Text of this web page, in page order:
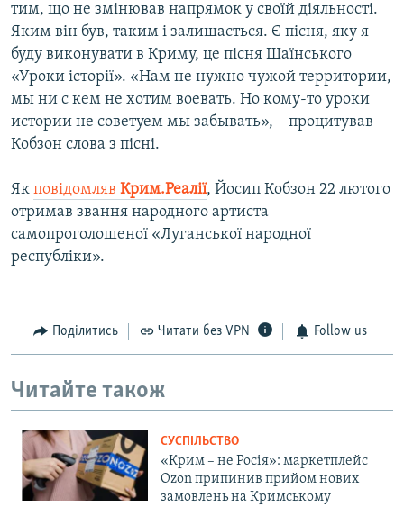
тим, що не змінював напрямок у своїй діяльності.
Яким він був, таким і залишається. Є пісня, яку я
буду виконувати в Криму, це пісня Шаїнського
«Уроки історії». «Нам не нужно чужой территории,
мы ни с кем не хотим воевать. Но кому-то уроки
истории не советуем мы забывать», – процитував
Кобзон слова з пісні.
Як повідомляв Крим.Реалії, Йосип Кобзон 22 лютого
отримав звання народного артиста
самопроголошеної «Луганської народної
республіки».
Поділитись Читати без VPN Follow us
Читайте також
СУСПІЛЬСТВО
«Крим – не Росія»: маркетплейс
Ozon припинив прийом нових
замовлень на Кримському